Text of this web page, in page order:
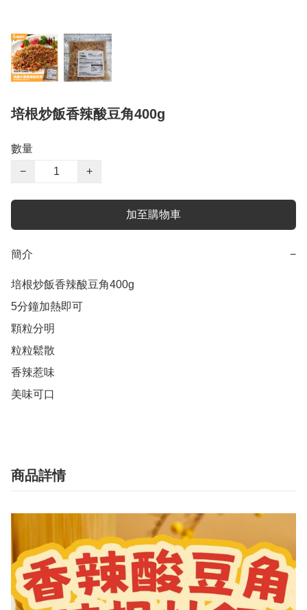
培根炒飯香辣酸豆角400g
數量
−
+
加至購物車
簡介 −
培根炒飯香辣酸豆角400g
5分鐘加熱即可
顆粒分明
粒粒鬆散
香辣惹味
美味可口
商品詳情